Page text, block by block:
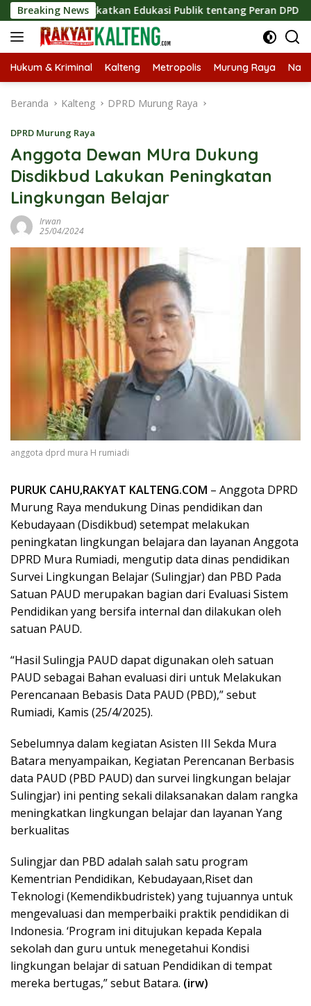
Langsung
ke
konten
Breaking News
Tingkatkan Edukasi Publik tentang Peran DPD RI
Hukum & Kriminal Kalteng Metropolis Murung Raya
Beranda Kalteng DPRD Murung Raya
DPRD Murung Raya
Anggota Dewan MUra Dukung
Disdikbud Lakukan Peningkatan
Lingkungan Belajar
Irwan
25/04/2024
anggota dprd mura H rumiadi
PURUK CAHU,RAKYAT KALTENG.COM – Anggota DPRD
Murung Raya mendukung Dinas pendidikan dan
Kebudayaan (Disdikbud) setempat melakukan
peningkatan lingkungan belajara dan layanan Anggota
DPRD Mura Rumiadi, mengutip data dinas pendidikan
Survei Lingkungan Belajar (Sulingjar) dan PBD Pada
Satuan PAUD merupakan bagian dari Evaluasi Sistem
Pendidikan yang bersifa internal dan dilakukan oleh
satuan PAUD.
“Hasil Sulingja PAUD dapat digunakan oleh satuan
PAUD sebagai Bahan evaluasi diri untuk Melakukan
Perencanaan Bebasis Data PAUD (PBD),” sebut
Rumiadi, Kamis (25/4/2025).
Sebelumnya dalam kegiatan Asisten III Sekda Mura
Batara menyampaikan, Kegiatan Perencanan Berbasis
data PAUD (PBD PAUD) dan survei lingkungan belajar
Sulingjar) ini penting sekali dilaksanakan dalam rangka
meningkatkan lingkungan belajar dan layanan Yang
berkualitas
Sulingjar dan PBD adalah salah satu program
Kementrian Pendidikan, Kebudayaan,Riset dan
Teknologi (Kemendikbudristek) yang tujuannya untuk
mengevaluasi dan memperbaiki praktik pendidikan di
Indonesia. ‘Program ini ditujukan kepada Kepala
sekolah dan guru untuk menegetahui Kondisi
lingkungan belajar di satuan Pendidikan di tempat
mereka bertugas,” sebut Batara. (irw)